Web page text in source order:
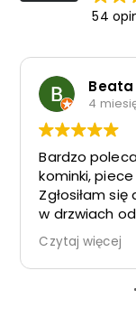
54
Beata
4
Bardzo
kominki,
Zgłosiłam
w drzwiach
na
Nowa szyba
perfekcyjnie
przebiegła
Czytaj więcej